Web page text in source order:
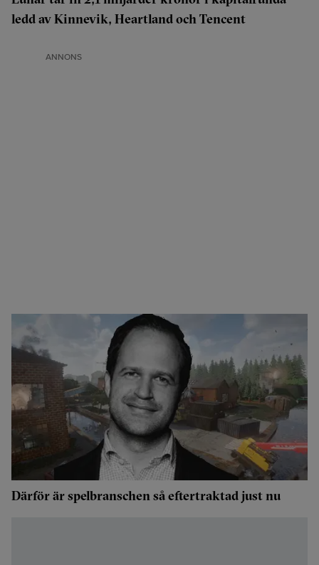
ledd av Kinnevik, Heartland och Tencent
ANNONS
Därför är spelbranschen så eftertraktad just nu